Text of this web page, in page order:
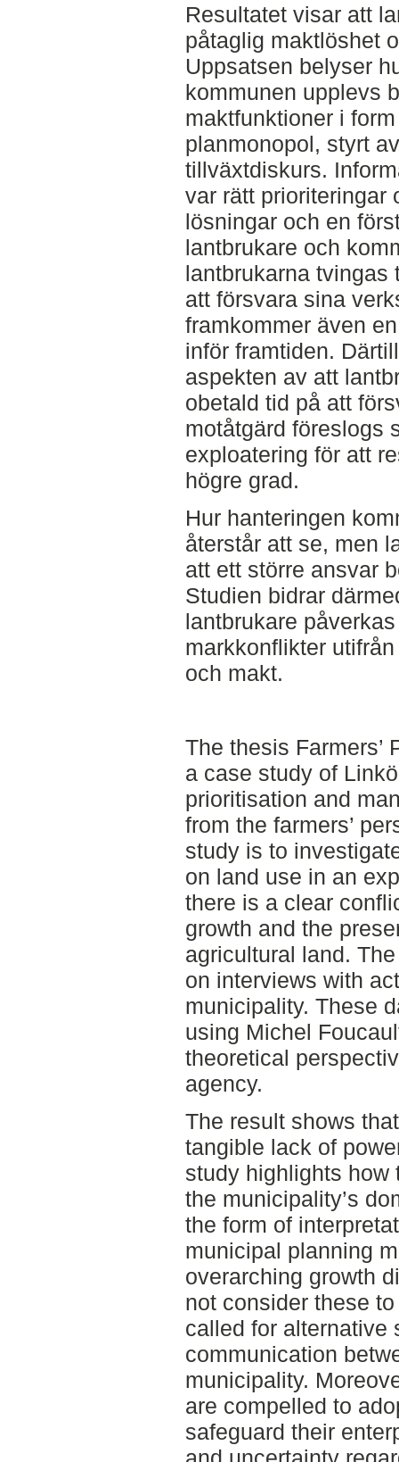
Resultatet visar att
påtaglig maktlöshet
Uppsatsen belyser
kommunen upplevs
maktfunktioner i
planmonopol, styrt
tillväxtdiskurs.
var rätt prioriteringar
lösningar och en
lantbrukare och
lantbrukarna tvingas
att försvara sina
framkommer även
inför framtiden.
aspekten av att
obetald tid på att
motåtgärd föreslogs
exploatering för att
högre grad.
Hur hanteringen
återstår att se, men
att ett större ansvar
Studien bidrar
lantbrukare
markkonflikter
och makt.
The thesis Farmers’
a case study of
prioritisation and
from the farmers’
study is to
on land use in an
there is a clear
growth and the
agricultural land.
on interviews with
municipality. These
using Michel
theoretical
agency.
The result shows
tangible lack of
study highlights how
the municipality’s
the form of
municipal planning
overarching growth
not consider these
called for alternative
communication
municipality.
are compelled to
safeguard their